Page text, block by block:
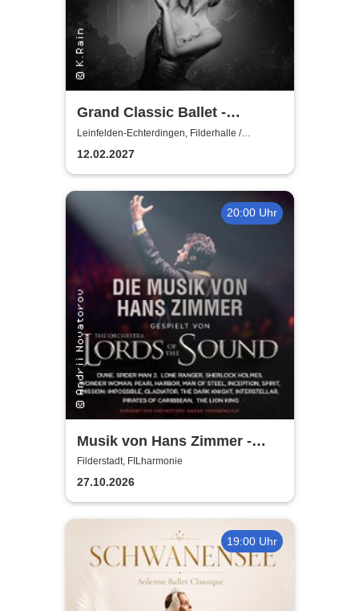
Grand Classic Ballet -
Schwanensee - Jenseits der
Bühne mit live Streichquartett
Leinfelden-Echterdingen, Filderhalle /
Kongress-u.KulturCentrum
12.02.2027
20:00 Uhr
Musik von Hans Zimmer -
gespielt von Lords of the
Sound
Filderstadt, FILharmonie
27.10.2026
19:00 Uhr